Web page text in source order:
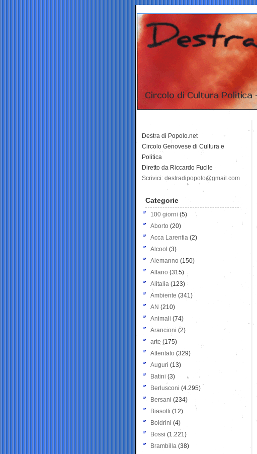
Destra di Popolo.net
Circolo Genovese di Cultura e
Politica
Diretto da Riccardo Fucile
Scrivici: destradipopolo@gmail.com
Categorie
100 giorni (5)
Aborto (20)
Acca Larentia (2)
Alcool (3)
Alemanno (150)
Alfano (315)
Alitalia (123)
Ambiente (341)
AN (210)
Animali (74)
Arancioni (2)
arte (175)
Attentato (329)
Auguri (13)
Batini (3)
Berlusconi (4.295)
Bersani (234)
Biasotti (12)
Boldrini (4)
Bossi (1.221)
Brambilla (38)